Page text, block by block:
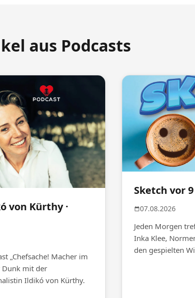
aus Podcasts
von Kürthy ·
„Chefsache! Macher im
Dunk mit der
Ildikó von Kürthy.
Sketch vor
07.08.2026
Jeden Morgen
Inka Klee,
den gespielten